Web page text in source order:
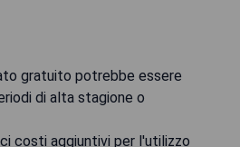
gratuito potrebbe essere
di alta stagione o
costi aggiuntivi per l'utilizzo